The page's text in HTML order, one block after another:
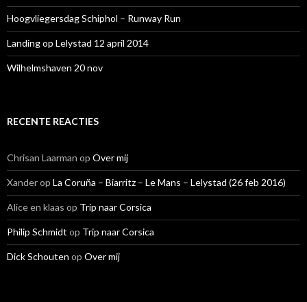
Hoogvliegersdag Schiphol – Runway Run
Landing op Lelystad 12 april 2014
Wilhelmshaven 20 nov
RECENTE REACTIES
Chrisan Laarman op Over mij
Xanderop La Coruña – Biarritz – Le Mans – Lelystad (26 feb 2016)
Alice en klaas op Trip naar Corsica
Philip Schmidt op Trip naar Corsica
Dick Schouten op Over mij